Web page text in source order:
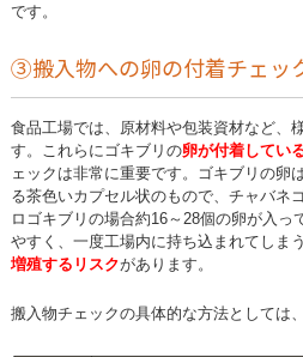
です。
③搬入物への卵の付着チェッ
食品工場では、原材料や包装資材など、
す。これらにゴキブリの卵が付着してい
ェックは非常に重要です。ゴキブリの卵は
る茶色いカプセル状のもので、チャバネ
ロゴキブリの場合約16～28個の卵が入っ
やすく、一度工場内に持ち込まれてしま
増殖するリスクがあります。
搬入物チェックの具体的な方法としては